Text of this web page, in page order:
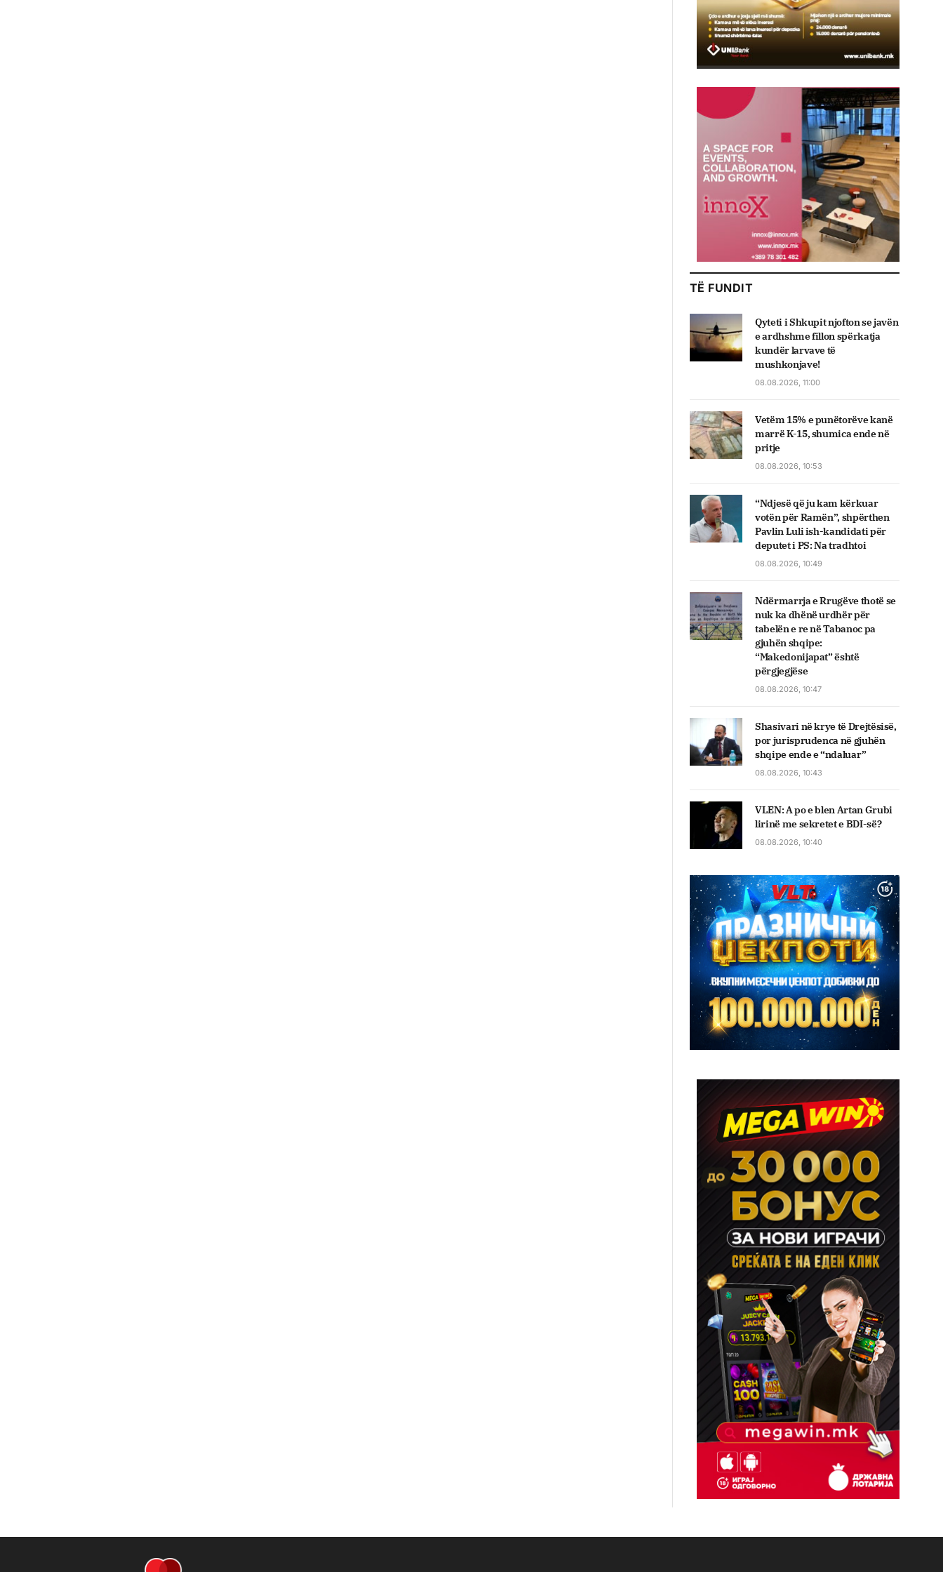
TË FUNDIT
Qyteti i Shkupit njofton se javën
e ardhshme fillon spërkatja
kundër larvave të
mushkonjave!
08.08.2026, 11:00
Vetëm 15% e punëtorëve kanë
marrë K-15, shumica ende në
pritje
08.08.2026, 10:53
“Ndjesë që ju kam kërkuar
votën për Ramën”, shpërthen
Pavlin Luli ish-kandidati për
deputet i PS: Na tradhtoi
08.08.2026, 10:49
Ndërmarrja e Rrugëve thotë se
nuk ka dhënë urdhër për
tabelën e re në Tabanoc pa
gjuhën shqipe:
“Makedonijapat” është
përgjegjëse
08.08.2026, 10:47
Shasivari në krye të Drejtësisë,
por jurisprudenca në gjuhën
shqipe ende e “ndaluar”
08.08.2026, 10:43
VLEN: A po e blen Artan Grubi
lirinë me sekretet e BDI-së?
08.08.2026, 10:40